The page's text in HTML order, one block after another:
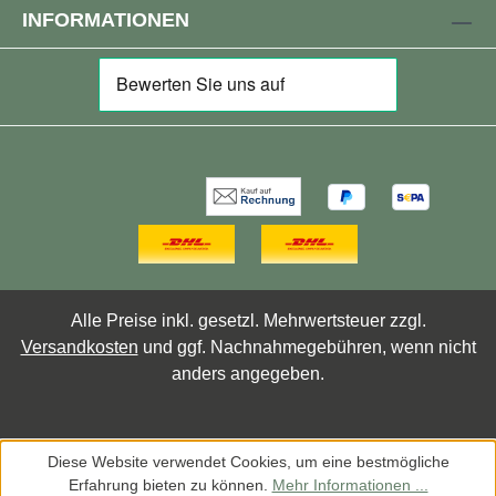
INFORMATIONEN
Alle Preise inkl. gesetzl. Mehrwertsteuer zzgl.
Versandkosten und ggf. Nachnahmegebühren, wenn nicht
anders angegeben.
Diese Website verwendet Cookies, um eine bestmögliche
Erfahrung bieten zu können. Mehr Informationen ...